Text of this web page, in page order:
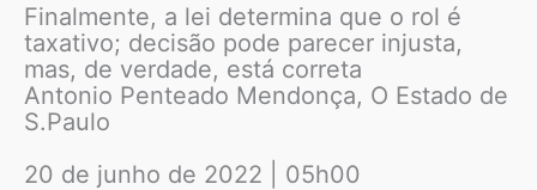
Finalmente, a lei determina que o rol é
taxativo; decisão pode parecer injusta,
mas, de verdade, está correta
Antonio Penteado Mendonça, O Estado de
S.Paulo
20 de junho de 2022 | 05h00